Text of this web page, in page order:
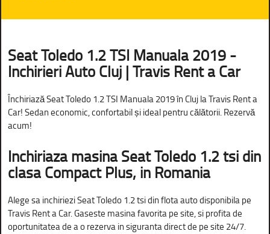
Seat Toledo 1.2 TSI Manuala 2019 -
Inchirieri Auto Cluj | Travis Rent a Car
Închiriază Seat Toledo 1.2 TSI Manuala 2019 în Cluj la Travis Rent a
Car! Sedan economic, confortabil și ideal pentru călătorii. Rezervă
acum!
Inchiriaza masina Seat Toledo 1.2 tsi din
clasa Compact Plus, in Romania
Alege sa inchiriezi Seat Toledo 1.2 tsi din flota auto disponibila pe
Travis Rent a Car. Gaseste masina favorita pe site, si profita de
oportunitatea de a o rezerva in siguranta direct de pe site 24/7.